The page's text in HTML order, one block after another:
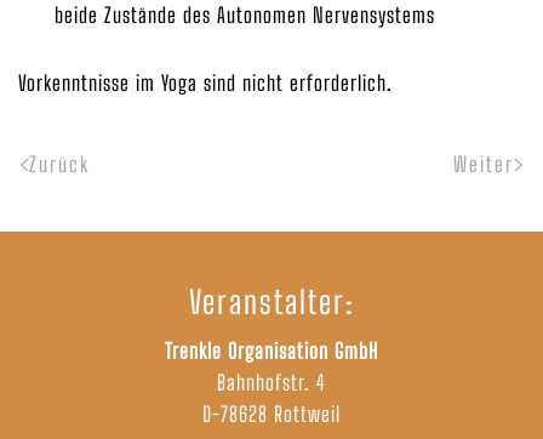
beide Zustände des Autonomen Nervensystems
Vorkenntnisse im Yoga sind nicht erforderlich.
Zurück Weiter
Veranstalter:
Trenkle Organisation GmbH
Bahnhofstr. 4
D-78628 Rottweil